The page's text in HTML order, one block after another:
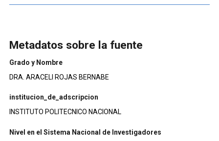
Metadatos sobre la fuente
Grado y Nombre
DRA. ARACELI ROJAS BERNABE
institucion_de_adscripcion
INSTITUTO POLITECNICO NACIONAL
Nivel en el Sistema Nacional de Investigadores